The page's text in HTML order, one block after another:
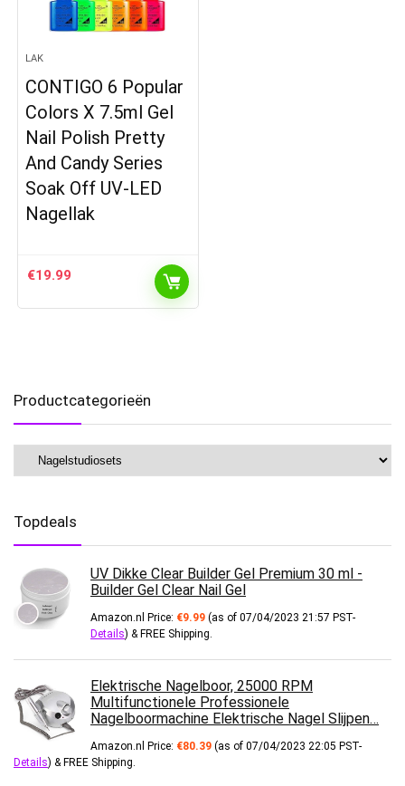
LAK
CONTIGO 6 Popular
Colors X 7.5ml Gel
Nail Polish Pretty
And Candy Series
Soak Off UV-LED
Nagellak
€19.99
Productcategorieën
Topdeals
UV Dikke Clear Builder Gel Premium 30 ml -
Builder Gel Clear Nail Gel
Amazon.nl Price: €9.99 (as of 07/04/2023 21:57 PST-
Details) & FREE Shipping.
Elektrische Nagelboor, 25000 RPM
Multifunctionele Professionele
Nagelboormachine Elektrische Nagel Slijpen…
Amazon.nl Price: €80.39 (as of 07/04/2023 22:05 PST-
Details) & FREE Shipping.